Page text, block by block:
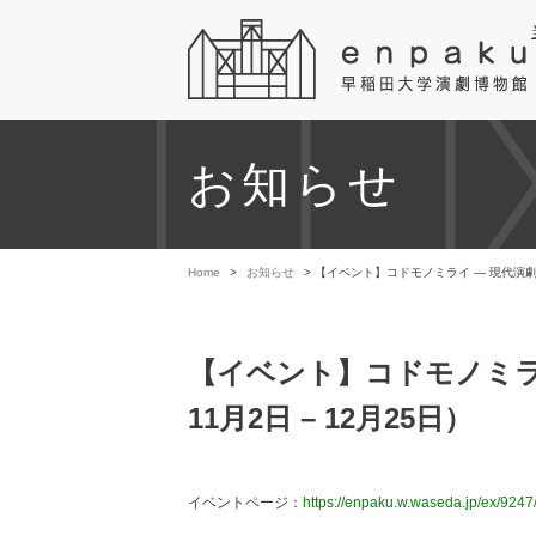
お知らせ
Home > お知らせ > 【イベント】コドモノミライ ― 現代演
【イベント】コドモノ
11月2日 – 12月25日）
イベントページ： https://enpaku.w.waseda.jp/ex/9247/